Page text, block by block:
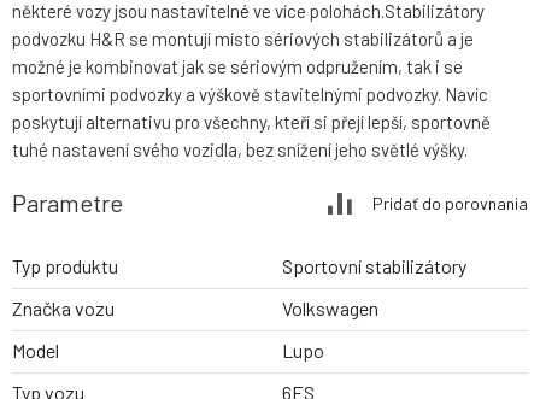
některé vozy jsou nastavitelné ve více polohách.Stabilizátory
podvozku H&R se montují místo sériových stabilizátorů a je
možné je kombinovat jak se sériovým odpružením, tak i se
sportovními podvozky a výškově stavitelnými podvozky. Navíc
poskytují alternativu pro všechny, kteří si přejí lepší, sportovně
tuhé nastavení svého vozidla, bez snížení jeho světlé výšky.
Parametre Pridať do porovnania
Typ produktu
Sportovní stabilizátory
Značka vozu
Volkswagen
Model
Lupo
Typ vozu
6ES